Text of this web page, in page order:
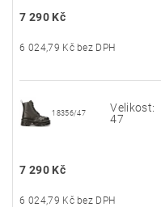
7 290 Kč
6 024,79 Kč bez DPH
18356/47
Velikost:
47
7 290 Kč
6 024,79 Kč bez DPH